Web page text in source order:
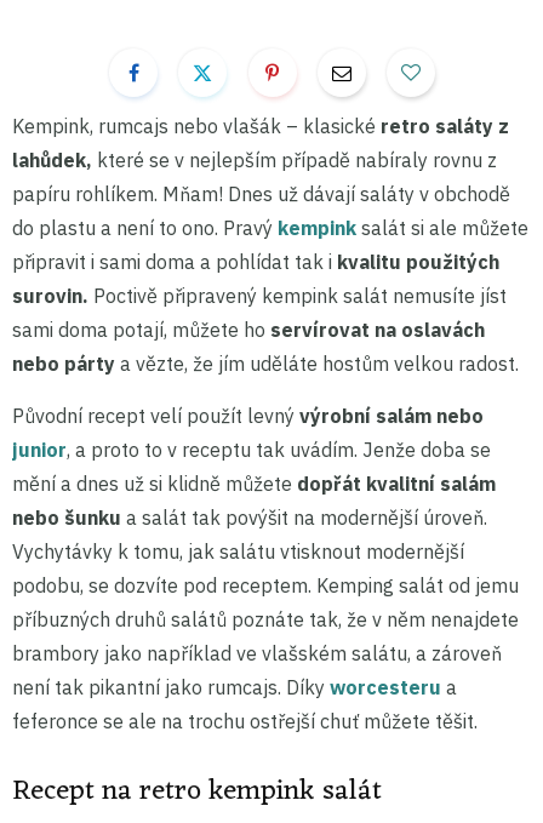
Kempink, rumcajs nebo vlašák – klasické retro saláty z
lahůdek, které se v nejlepším případě nabíraly rovnu z
papíru rohlíkem. Mňam! Dnes už dávají saláty v obchodě
do plastu a není to ono. Pravý kempink salát si ale můžete
připravit i sami doma a pohlídat tak i kvalitu použitých
surovin. Poctivě připravený kempink salát nemusíte jíst
sami doma potají, můžete ho servírovat na oslavách
nebo párty a vězte, že jím uděláte hostům velkou radost.
Původní recept velí použít levný výrobní salám nebo
junior, a proto to v receptu tak uvádím. Jenže doba se
mění a dnes už si klidně můžete dopřát kvalitní salám
nebo šunku a salát tak povýšit na modernější úroveň.
Vychytávky k tomu, jak salátu vtisknout modernější
podobu, se dozvíte pod receptem. Kemping salát od jemu
příbuzných druhů salátů poznáte tak, že v něm nenajdete
brambory jako například ve vlašském salátu, a zároveň
není tak pikantní jako rumcajs. Díky worcesteru a
feferonce se ale na trochu ostřejší chuť můžete těšit.
Recept na retro kempink salát